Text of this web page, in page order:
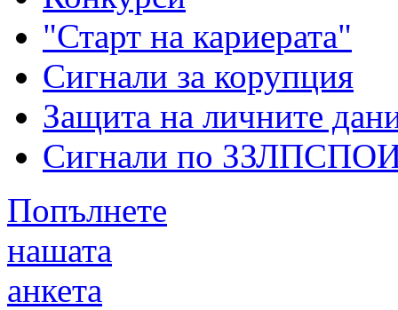
"Старт на кариерата"
Сигнали за корупция
Защита на личните
Сигнали по
Попълнете
нашата
анкета